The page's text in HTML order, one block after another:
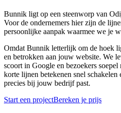
Bunnik ligt op een steenworp van
Voor de ondernemers hier zijn de
persoonlijke aanpak waarmee we je
Omdat Bunnik letterlijk om de hoek
en betrokken aan jouw website. We
scoort in Google en bezoekers
korte lijnen betekenen snel schakelen
precies bij jouw bedrijf past.
Start een projectBereken je prijs